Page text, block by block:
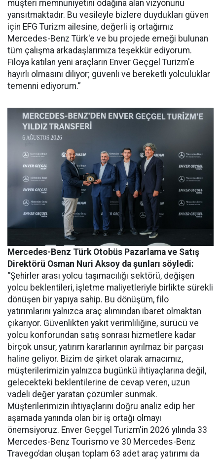
müşteri memnuniyetini odağına alan vizyonunu
yansıtmaktadır. Bu vesileyle bizlere duydukları güven
için EFG Turizm ailesine, değerli iş ortağımız
Mercedes-Benz Türk'e ve bu projede emeği bulunan
tüm çalışma arkadaşlarımıza teşekkür ediyorum.
Filoya katılan yeni araçların Enver Geçgel Turizm'e
hayırlı olmasını diliyor; güvenli ve bereketli yolculuklar
temenni ediyorum.”
Mercedes-Benz Türk Otobüs Pazarlama ve Satış
Direktörü Osman Nuri Aksoy da şunları söyledi:
"Şehirler arası yolcu taşımacılığı sektörü, değişen
yolcu beklentileri, işletme maliyetleriyle birlikte sürekli
dönüşen bir yapıya sahip. Bu dönüşüm, filo
yatırımlarını yalnızca araç alımından ibaret olmaktan
çıkarıyor. Güvenlikten yakıt verimliliğine, sürücü ve
yolcu konforundan satış sonrası hizmetlere kadar
birçok unsur, yatırım kararlarının ayrılmaz bir parçası
haline geliyor. Bizim de şirket olarak amacımız,
müşterilerimizin yalnızca bugünkü ihtiyaçlarına değil,
gelecekteki beklentilerine de cevap veren, uzun
vadeli değer yaratan çözümler sunmak.
Müşterilerimizin ihtiyaçlarını doğru analiz edip her
aşamada yanında olan bir iş ortağı olmayı
önemsiyoruz. Enver Geçgel Turizm'in 2026 yılında 33
Mercedes-Benz Tourismo ve 30 Mercedes-Benz
Travego’dan oluşan toplam 63 adet araç yatırımı da